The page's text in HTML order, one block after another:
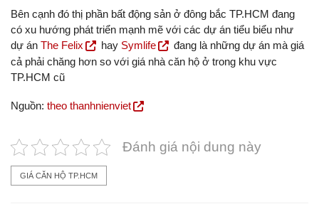
Bên cạnh đó thị phần bất động sản ở đông bắc TP.HCM đang
có xu hướng phát triển mạnh mẽ với các dự án tiểu biểu như
dự án The Felix hay Symlife
đang là những dự án mà giá
cả phải chăng hơn so với giá nhà căn hộ ở trong khu vực
TP.HCM cũ
Nguồn: theo thanhnienviet
Đánh giá nội dung này
GIÁ CĂN HỘ TP.HCM